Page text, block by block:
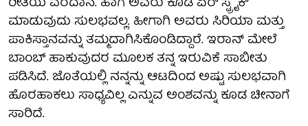
ಮಾಡುವುದು ಸುಲಭವಲ್ಲ. ಹೀಗಾಗಿ ಅವರು ಸಿರಿಯಾ ಮತ್ತು
ಪಾಕಿಸ್ತಾನವನ್ನು ತಮ್ಮದಾಗಿಸಿಕೊಂಡಿದ್ದಾರೆ. ಇರಾನ್ ಮೇಲೆ
ಬಾಂಬ್ ಹಾಕುವುದರ ಮೂಲಕ ತನ್ನ ಇರುವಿಕೆ ಸಾಬೀತು
ಪಡಿಸಿದೆ. ಜೊತೆಯಲ್ಲಿ ನನ್ನನ್ನು ಆಟದಿಂದ ಅಷ್ಟು ಸುಲಭವಾಗಿ
ಹೊರಹಾಕಲು ಸಾಧ್ಯವಿಲ್ಲ ಎನ್ನುವ ಅಂಶವನ್ನು ಕೂಡ ಚೀನಾಗೆ
ಸಾರಿದೆ.